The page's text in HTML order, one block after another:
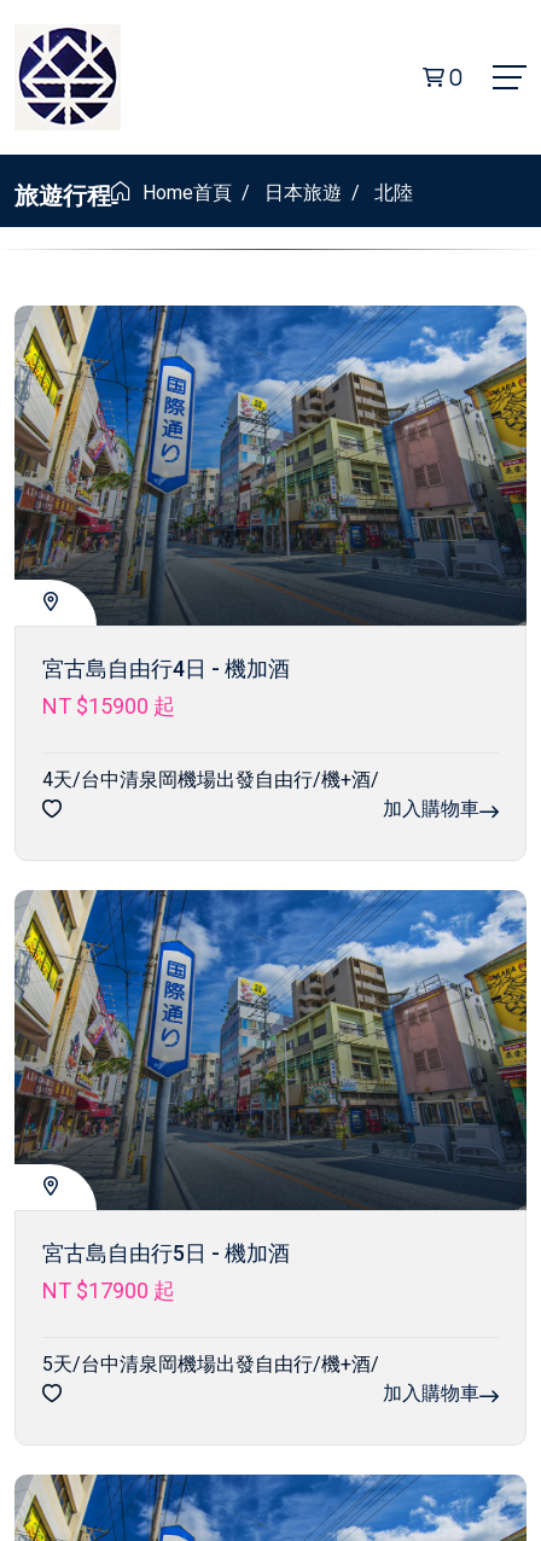
0
旅遊行程 Home首頁 / 日本旅遊 / 北陸
宮古島自由行4日 - 機加酒
NT $15900 起
4天/台中清泉岡機場出發自由行/機+酒/
加入購物車
宮古島自由行5日 - 機加酒
NT $17900 起
5天/台中清泉岡機場出發自由行/機+酒/
加入購物車